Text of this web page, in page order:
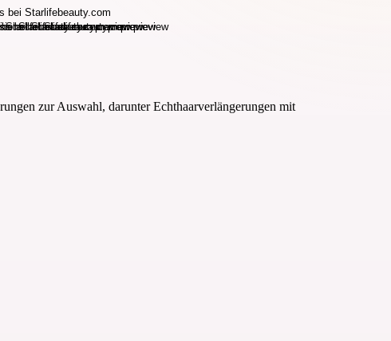
zur Auswahl, darunter Echthaarverlängerungen mit